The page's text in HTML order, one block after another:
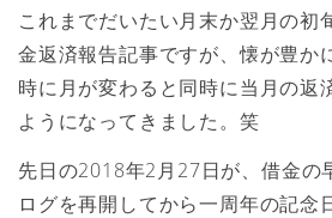
これまでだいたい月末か翌月の初
金返済報告記事ですが、懐が豊か
時に月が変わると同時に当月の返
ようになってきました。笑
先日の2018年2月27日が、借金の
ログを再開してから一周年の記念